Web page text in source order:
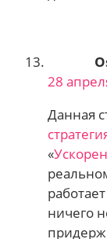
28
Данная
«
ничего